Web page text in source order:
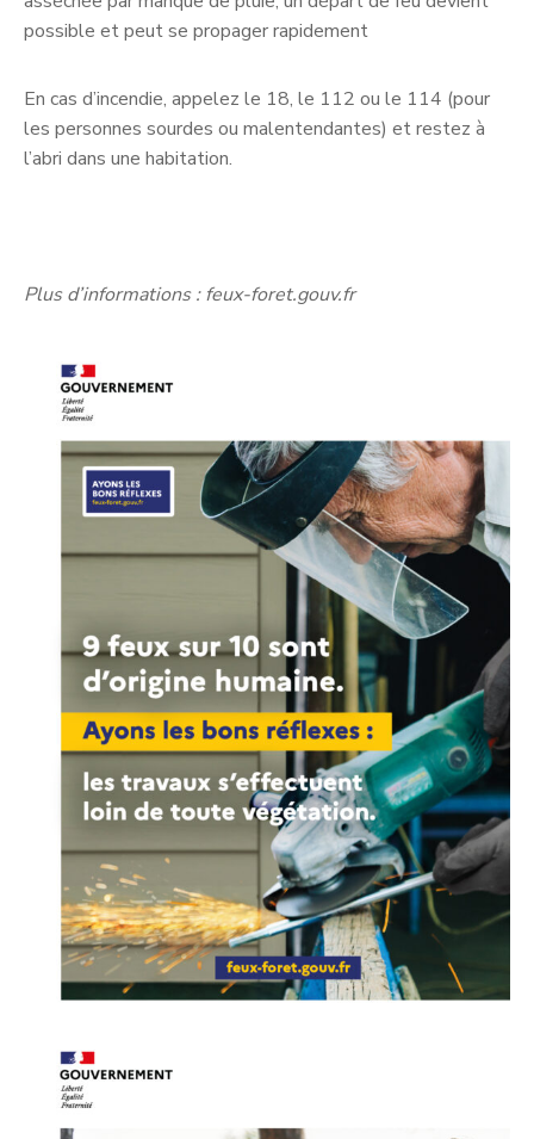
possible et peut se propager rapidement
En cas d’incendie, appelez le 18, le 112 ou le 114 (pour
les personnes sourdes ou malentendantes) et restez à
l’abri dans une habitation.
Plus d’informations : feux-foret.gouv.fr